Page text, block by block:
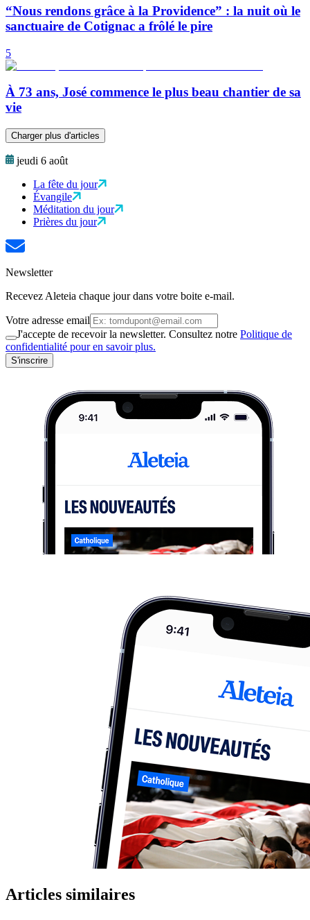
“Nous rendons grâce à la Providence” : la nuit où le
sanctuaire de Cotignac a frôlé le pire
5
À 73 ans, José commence le plus beau chantier de sa
vie
Charger plus d'articles
jeudi 6 août
La fête du jour
Évangile
Méditation du jour
Prières du jour
Newsletter
Recevez Aleteia chaque jour dans votre boite e-mail.
Votre adresse email
J'accepte de recevoir la newsletter. Consultez notre Politique de
confidentialité pour en savoir plus.
S'inscrire
Articles similaires